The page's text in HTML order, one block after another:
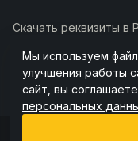
Скачать реквизиты в
(Скачать договор)
Мы используем
улучшения работы
сайт, вы
персональных